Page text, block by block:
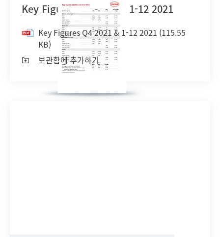
Key Figures Q4 2021 & 1-12 2021
Key Figures Q4 2021 & 1-12 2021 (115.55
KB)
보관함에 추가하기